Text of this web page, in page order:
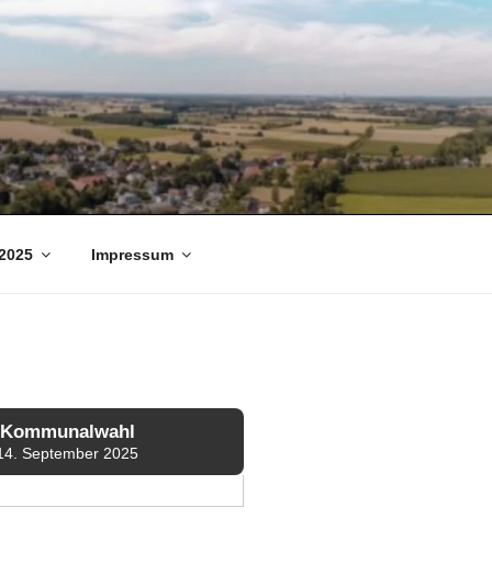
Impressum
Kommunalwahl
September 2025